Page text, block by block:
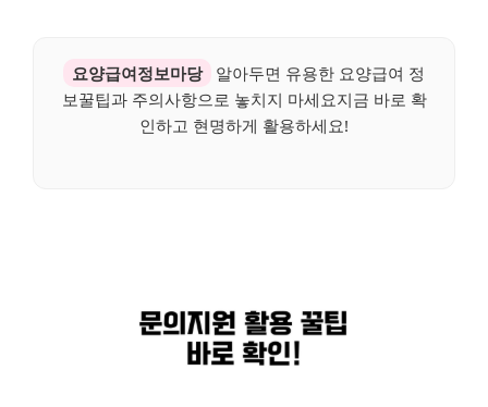
요양급여정보마당
알아두면 유용한 요양급여 정
보꿀팁과 주의사항으로 놓치지 마세요지금 바로 확
인하고 현명하게 활용하세요!